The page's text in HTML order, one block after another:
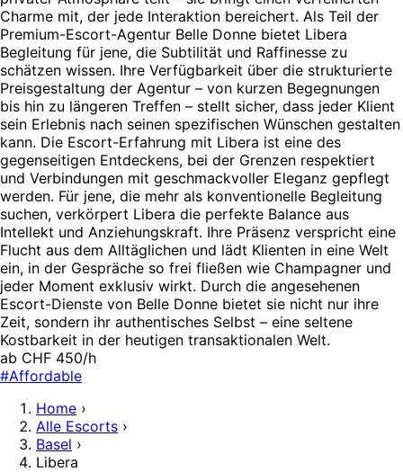
Charme mit, der jede Interaktion bereichert. Als Teil der
Premium-Escort-Agentur Belle Donne bietet Libera
Begleitung für jene, die Subtilität und Raffinesse zu
schätzen wissen. Ihre Verfügbarkeit über die strukturierte
Preisgestaltung der Agentur – von kurzen Begegnungen
bis hin zu längeren Treffen – stellt sicher, dass jeder Klient
sein Erlebnis nach seinen spezifischen Wünschen gestalten
kann. Die Escort-Erfahrung mit Libera ist eine des
gegenseitigen Entdeckens, bei der Grenzen respektiert
und Verbindungen mit geschmackvoller Eleganz gepflegt
werden. Für jene, die mehr als konventionelle Begleitung
suchen, verkörpert Libera die perfekte Balance aus
Intellekt und Anziehungskraft. Ihre Präsenz verspricht eine
Flucht aus dem Alltäglichen und lädt Klienten in eine Welt
ein, in der Gespräche so frei fließen wie Champagner und
jeder Moment exklusiv wirkt. Durch die angesehenen
Escort-Dienste von Belle Donne bietet sie nicht nur ihre
Zeit, sondern ihr authentisches Selbst – eine seltene
Kostbarkeit in der heutigen transaktionalen Welt.
ab CHF 450/h
#Affordable
Home ›
Alle Escorts ›
Basel ›
Libera